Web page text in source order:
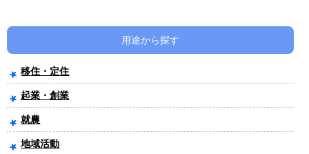
用途から探す
移住・定住
起業・創業
就農
地域活動